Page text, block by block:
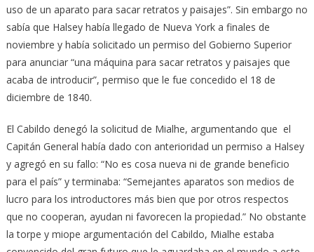
uso de un aparato para sacar retratos y paisajes”. Sin embargo no
sabía que Halsey había llegado de Nueva York a finales de
noviembre y había solicitado un permiso del Gobierno Superior
para anunciar “una máquina para sacar retratos y paisajes que
acaba de introducir”, permiso que le fue concedido el 18 de
diciembre de 1840.
El Cabildo denegó la solicitud de Mialhe, argumentando que el
Capitán General había dado con anterioridad un permiso a Halsey
y agregó en su fallo: “No es cosa nueva ni de grande beneficio
para el país” y terminaba: “Semejantes aparatos son medios de
lucro para los introductores más bien que por otros respectos
que no cooperan, ayudan ni favorecen la propiedad.” No obstante
la torpe y miope argumentación del Cabildo, Mialhe estaba